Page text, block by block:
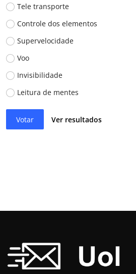
Tele transporte
Controle dos elementos
Supervelocidade
Voo
Invisibilidade
Leitura de mentes
Votar Ver resultados